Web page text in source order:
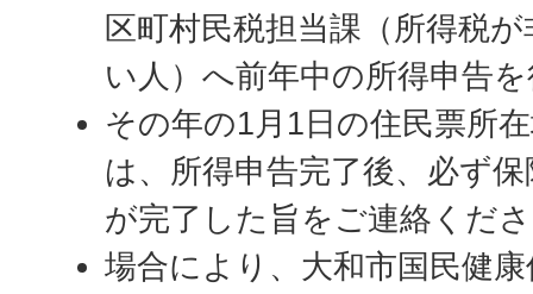
区町村民税担当課（所得税
い人）へ前年中の所得申告
その年の1月1日の住民票所
は、所得申告完了後、必ず
が完了した旨をご連絡くだ
場合により、大和市国民健